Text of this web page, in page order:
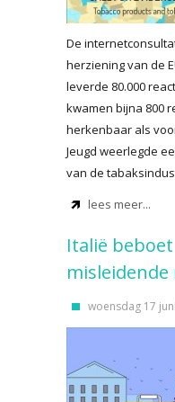
De
herziening van de
leverde 80.000
kwamen bijna 800
herkenbaar als
Jeugd weerlegde
van de
lees meer...
Italië
misleidende
woensdag 17